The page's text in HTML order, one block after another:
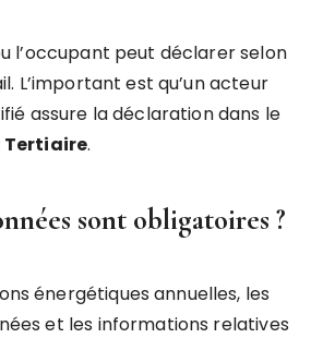
l’occupant peut déclarer selon
L’important est qu’un acteur
assure la déclaration dans le
Tertiaire.
sont obligatoires ?
énergétiques annuelles, les
et les informations relatives